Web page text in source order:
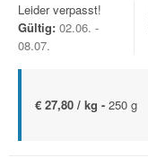
Leider verpasst!
Gültig: 02.06. -
08.07.
€ 27,80 / kg - 250 g